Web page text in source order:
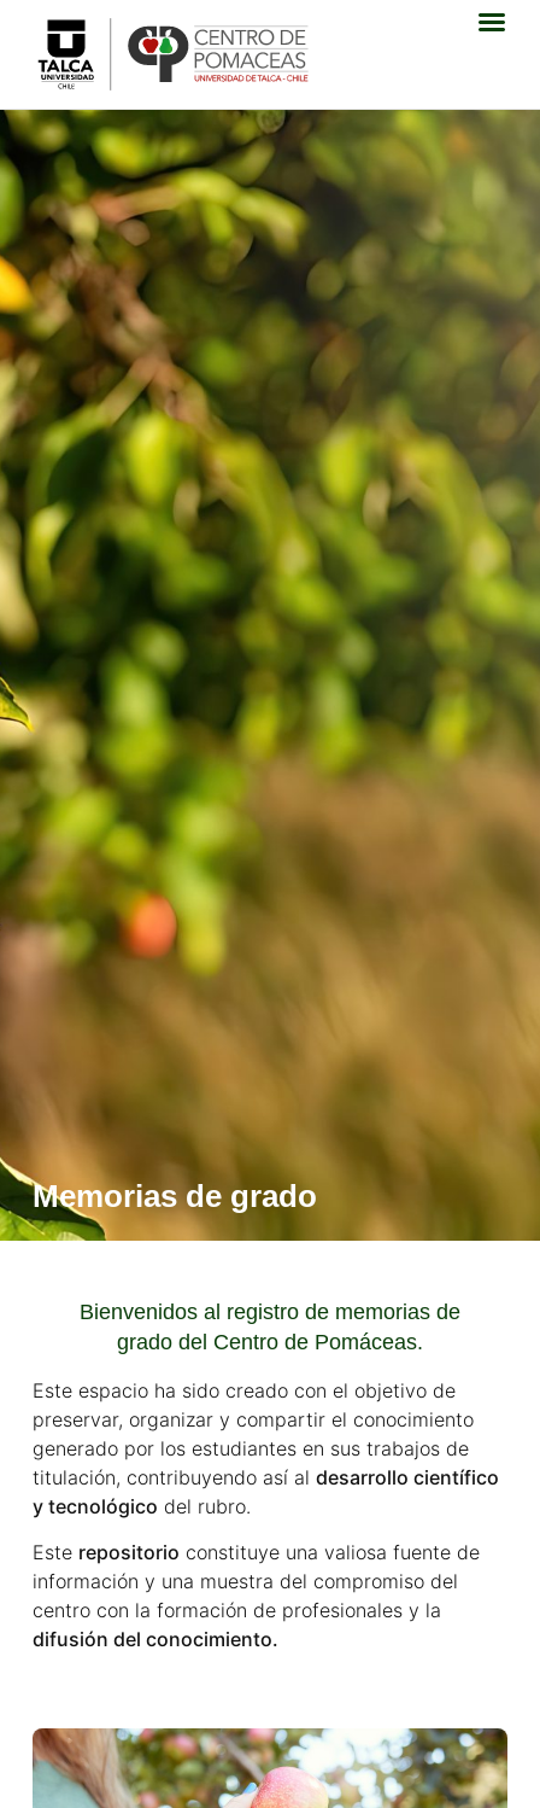
Memorias de grado
Bienvenidos al registro de memorias de
grado del Centro de Pomáceas.
Este espacio ha sido creado con el objetivo de
preservar, organizar y compartir el conocimiento
generado por los estudiantes en sus trabajos de
titulación, contribuyendo así al desarrollo científico
y tecnológico del rubro.
Este repositorio constituye una valiosa fuente de
información y una muestra del compromiso del
centro con la formación de profesionales y la
difusión del conocimiento.